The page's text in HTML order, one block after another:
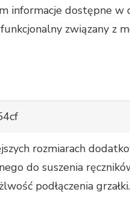
informacje dostępne
związany z
rozmiarach
do suszenia
podłączenia grzałki.